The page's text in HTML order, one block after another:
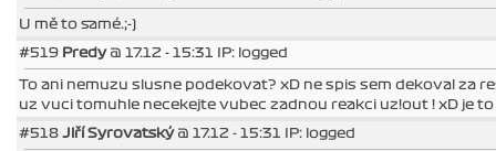
U mě to samé.;-)
#519 Predy@ 17.12 - 15:31 IP: logged
To ani nemuzu slusne podekovat? xD ne spis sem dekoval za
uz vuci tomuhle necekejte vubec zadnou reakci uz!out ! xD je
#518 Jiří Syrovatský@ 17.12 - 15:31 IP: logged